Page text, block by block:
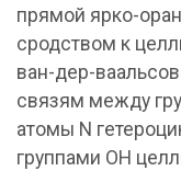
прямой ярко-
сродством к
ван-дер-
связям между
атомы N
группами OH